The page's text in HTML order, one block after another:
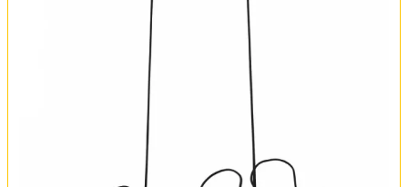
Вся коллекция
Оплата и доставка
Обмен и возврат